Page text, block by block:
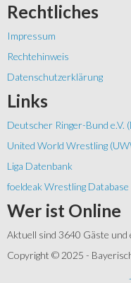
Rechtliches
Impressum
Rechtehinweis
Datenschutzerklärung
Links
Deutscher Ringer-Bund e.V.
United World Wrestling
Liga Datenbank
foeldeak Wrestling Database
Wer ist Online
Aktuell sind 3640 Gäste und
Copyright © 2025 -